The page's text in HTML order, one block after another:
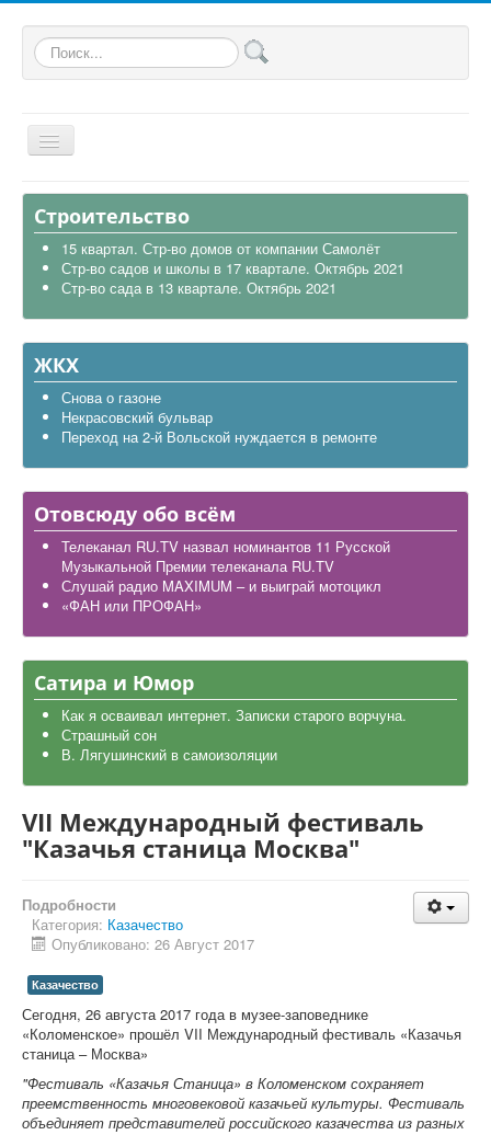
Искать...
Общая
В районе
Строительство
Транспорт
Экология
Политика
Офицеры России
Дела школьные
Карта района
Строительство
15 квартал. Стр-во домов от компании Самолёт
Стр-во садов и школы в 17 квартале. Октябрь 2021
Стр-во сада в 13 квартале. Октябрь 2021
ЖКХ
Снова о газоне
Некрасовский бульвар
Переход на 2-й Вольской нуждается в ремонте
Отовсюду обо всём
Телеканал RU.TV назвал номинантов 11 Русской
Музыкальной Премии телеканала RU.TV
Слушай радио MAXIMUM – и выиграй мотоцикл
«ФАН или ПРОФАН»
Сатира и Юмор
Как я осваивал интернет. Записки старого ворчуна.
Страшный сон
В. Лягушинский в самоизоляции
VII Международный фестиваль
"Казачья станица Москва"
Подробности
Категория: Казачество
Опубликовано: 26 Август 2017
Казачество
Сегодня, 26 августа 2017 года в музее-заповеднике
«Коломенское» прошёл VII Международный фестиваль «Казачья
станица – Москва»
"Фестиваль «Казачья Станица» в Коломенском сохраняет
преемственность многовековой казачьей культуры. Фестиваль
объединяет представителей российского казачества из разных